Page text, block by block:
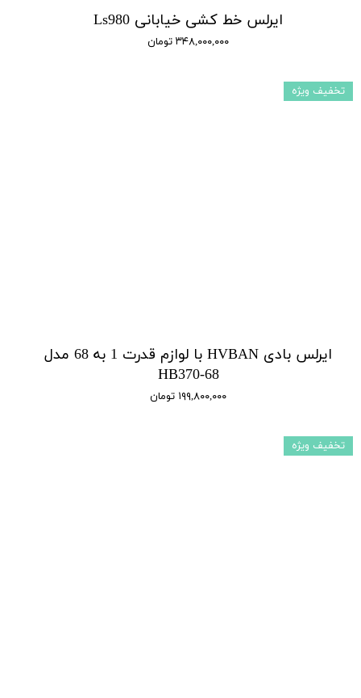
ایرلس خط کشی خیابانی Ls980
۳۴۸,۰۰۰,۰۰۰ تومان
ایرلس بادی HVBAN با لوازم قدرت 1 به 68 مدل
HB370-68
۱۹۹,۸۰۰,۰۰۰ تومان
تخفیف ویژه
تخفیف ویژه